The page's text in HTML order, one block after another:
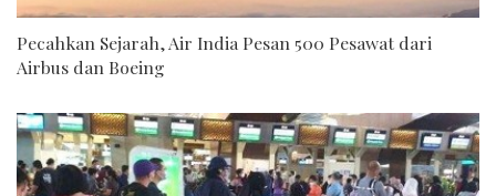
Pecahkan Sejarah, Air India Pesan 500 Pesawat dari
Airbus dan Boeing